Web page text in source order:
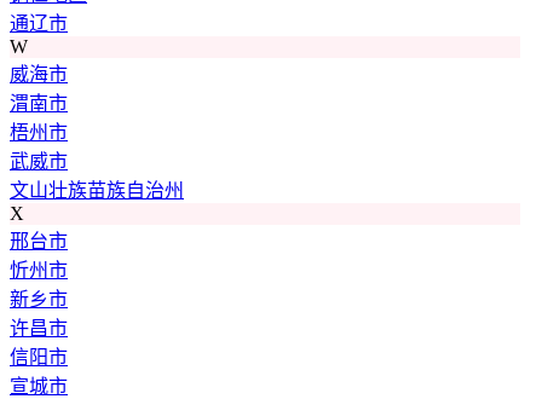
通辽市
W
威海市
渭南市
梧州市
武威市
文山壮族苗族自治州
X
邢台市
忻州市
新乡市
许昌市
信阳市
宣城市